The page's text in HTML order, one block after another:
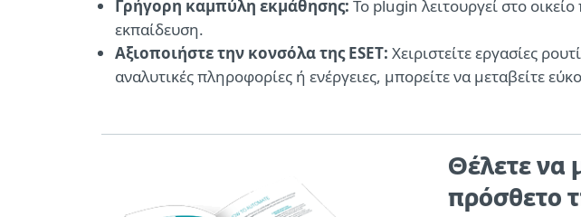
Γρήγορη καμπύλη εκμάθησης: Το plugin λειτουργεί στο
εκπαίδευση.
Αξιοποιήστε την κονσόλα της ESET: Χειριστείτε εργασίες
αναλυτικές πληροφορίες ή ενέργειες, μπορείτε να μεταβείτε
Θέλετε να
πρόσθετο